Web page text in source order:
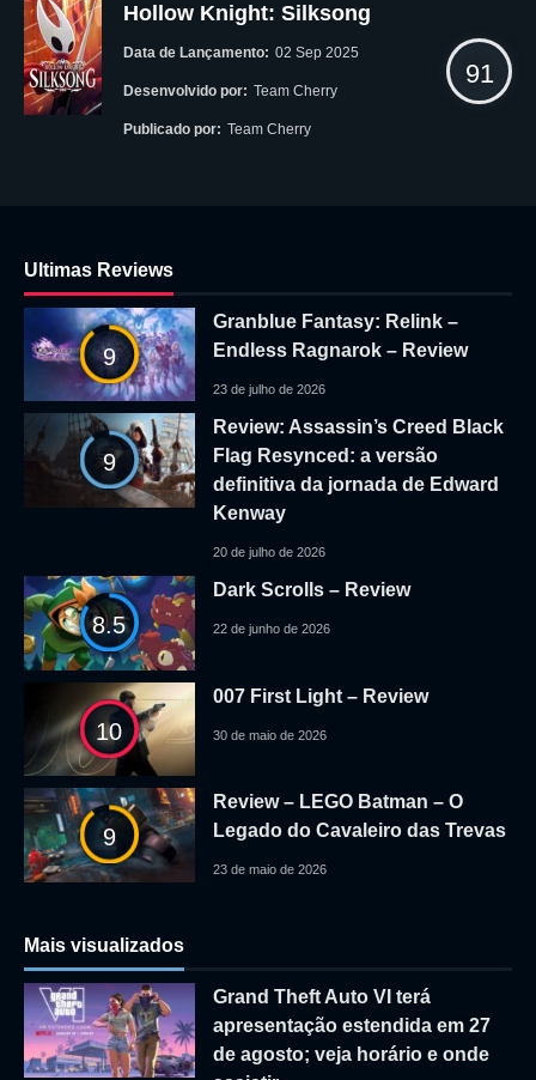
Hollow Knight: Silksong
Data de Lançamento: 02 Sep 2025
Desenvolvido por: Team Cherry
Publicado por: Team Cherry
91
Ultimas Reviews
9
Granblue Fantasy: Relink –
Endless Ragnarok – Review
23 de julho de 2026
9
Review: Assassin’s Creed Black
Flag Resynced: a versão
definitiva da jornada de Edward
Kenway
20 de julho de 2026
8.5
Dark Scrolls – Review
22 de junho de 2026
10
007 First Light – Review
30 de maio de 2026
9
Review – LEGO Batman – O
Legado do Cavaleiro das Trevas
23 de maio de 2026
Mais visualizados
Grand Theft Auto VI terá
apresentação estendida em 27
de agosto; veja horário e onde